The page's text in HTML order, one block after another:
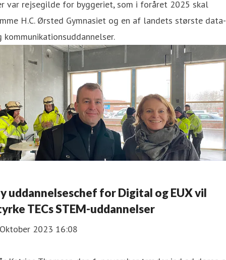
var rejsegilde for byggeriet, som i foråret 2025 skal
H.C. Ørsted Gymnasiet og en af landets største data-
kommunikationsuddannelser.
uddannelseschef for Digital og EUX vil
TECs STEM-uddannelser
2023 16:08